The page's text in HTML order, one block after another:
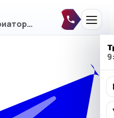
Ремонт АКПП • Вариаторы • DSG